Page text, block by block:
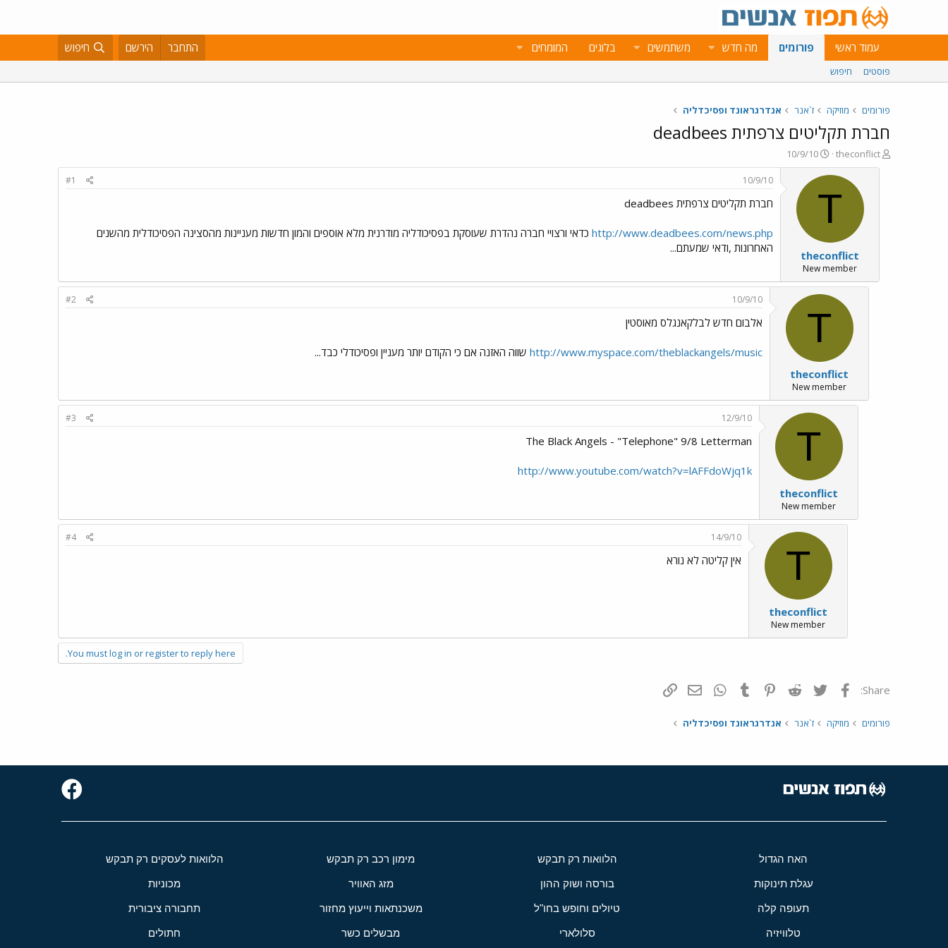
עמוד ראשי פורומים מה חדש משתמשים בלוגים המומחים התחבר הירשם חיפוש
פוסטים חיפוש
פורומים מוזיקה ז`אנר אנדרגראונד ופסיכדליה
חברת תקליטים צרפתית deadbees
פ
ו
theconflict
פ
ו
ר
א
ר
י
ך
10/9/10
T
theconflict
New member
10/9/10
#1
חברת תקליטים צרפתית deadbees
http://www.deadbees.com/news.php כדאי ורצויי חברה נהדרת שעוסקת בפסיכודליה מודרנית מלא אוספים והמון חדשות מעניינות מהסצינה הפסיכודלית מהשנים
האחרונות ,ודאי שמעתם...
T
theconflict
New member
10/9/10
#2
אלבום חדש לבלקאנגלס מאוסטין
http://www.myspace.com/theblackangels/music שווה האזנה אם כי הקודם יותר מעניין ופסיכודלי כבד...
T
theconflict
New member
12/9/10
#3
The Black Angels - "Telephone" 9/8 Letterman
http://www.youtube.com/watch?v=lAFFdoWjq1k
T
theconflict
New member
14/9/10
#4
אין קליטה לא נורא
You must log in or register to reply here.
Share: פייסבוק Twitter
Reddit
Pinterest
Tumblr
WhatsAppדואר אלקטרוני
פורומים מוזיקה ז`אנר אנדרגראונד ופסיכדליה
האח הגדול הלוואות רק תבקש מימון רכב רק תבקש הלוואות לעסקים רק תבקש
עגלת תינוקות בורסה ושוק ההון מזג האוויר מכוניות
תעופה קלה טיולים וחופש בחו"ל משכנתאות וייעוץ מחזור תחבורה ציבורית
טלוויזיה סלולארי מבשלים כשר חתולים